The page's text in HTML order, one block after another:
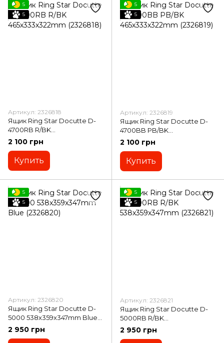
5
5
Артикул: 2326818
Ящик Ring Star Docutte D-
4700RB R/BK
465х333х322mm (2326818)
2 100 грн
Купить
5
5
Артикул: 2326819
Ящик Ring Star Docutte D-
4700BB PB/BK
465х333х322mm (2326819)
2 100 грн
Купить
5
5
Артикул: 2326820
Ящик Ring Star Docutte D-
5000 538x359x347mm Blue
(2326820)
2 950 грн
5
5
Артикул: 2326821
Ящик Ring Star Docutte D-
5000RB R/BK
538x359x347mm (2326821)
2 950 грн